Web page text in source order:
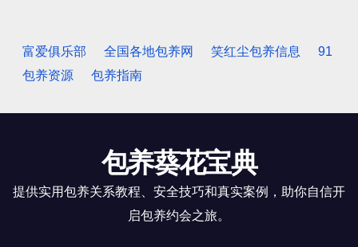
富爱俱乐部 全国各地包养网 笑红尘包养信息
91
包养资源
包养指南
包养葵花宝典
提供实用包养关系教程、安全技巧和真实案例，助你自信开
启包养约会之旅。